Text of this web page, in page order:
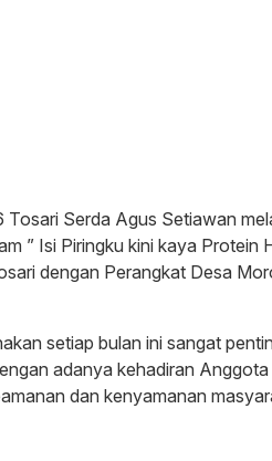
Serda Agus Setiawan
” Isi Piringku kini kaya Protein
dengan Perangkat Desa
setiap bulan ini sangat
adanya kehadiran
dan kenyamanan